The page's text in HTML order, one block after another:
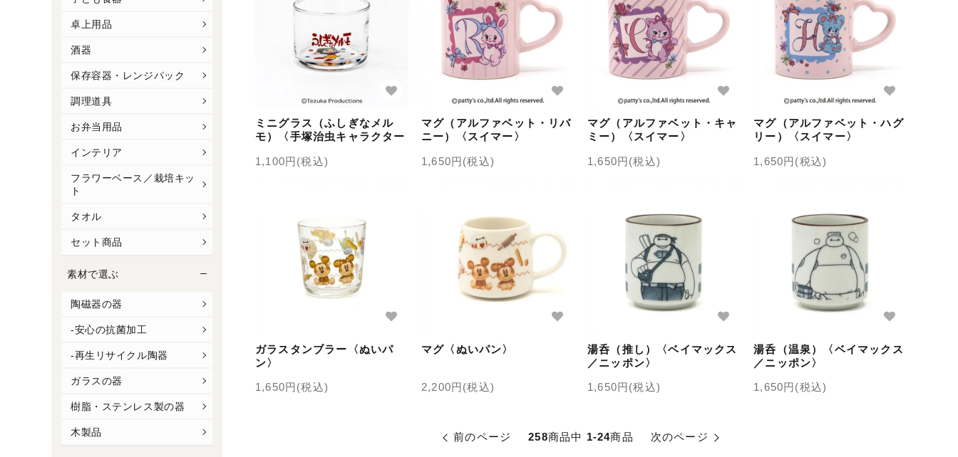
卓上用品
酒器
保存容器・レンジパック
調理道具
お弁当用品
インテリア
フラワーベース／栽培キッ
ト
タオル
セット商品
素材で選ぶ
陶磁器の器
-安心の抗菌加工
-再生リサイクル陶器
ガラスの器
樹脂・ステンレス製の器
木製品
ミニグラス（ふしぎなメル
モ）〈手塚治虫キャラクター
1,100円(税込)
マグ（アルファベット・リバ
ニー）〈スイマー〉
1,650円(税込)
マグ（アルファベット・キャ
ミー）〈スイマー〉
1,650円(税込)
マグ（アルファベット・ハグ
リー）〈スイマー〉
1,650円(税込)
ガラスタンブラー〈ぬいパ
ン〉
1,650円(税込)
マグ〈ぬいパン〉
2,200円(税込)
湯呑（推し）〈ベイマックス
／ニッポン〉
1,650円(税込)
湯呑（温泉）〈ベイマックス
／ニッポン〉
1,650円(税込)
前のページ 258商品中 1-24商品 次のページ